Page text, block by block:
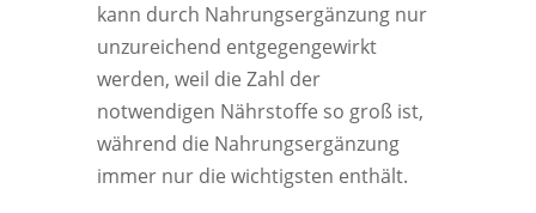
kann durch Nahrungsergänzung nur
unzureichend entgegengewirkt
werden, weil die Zahl der
notwendigen Nährstoffe so groß ist,
während die Nahrungsergänzung
immer nur die wichtigsten enthält.